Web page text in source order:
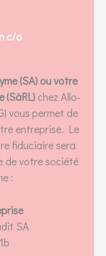
c/o
(SA) ou votre
(SàRL) chez Allo-
vous permet de
entreprise. Le
fiduciaire sera
de votre société
:
SA